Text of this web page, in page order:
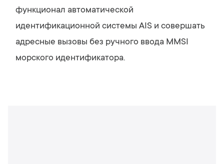
функционал автоматической
идентификационной системы AIS и совершать
адресные вызовы без ручного ввода MMSI
морского идентификатора.